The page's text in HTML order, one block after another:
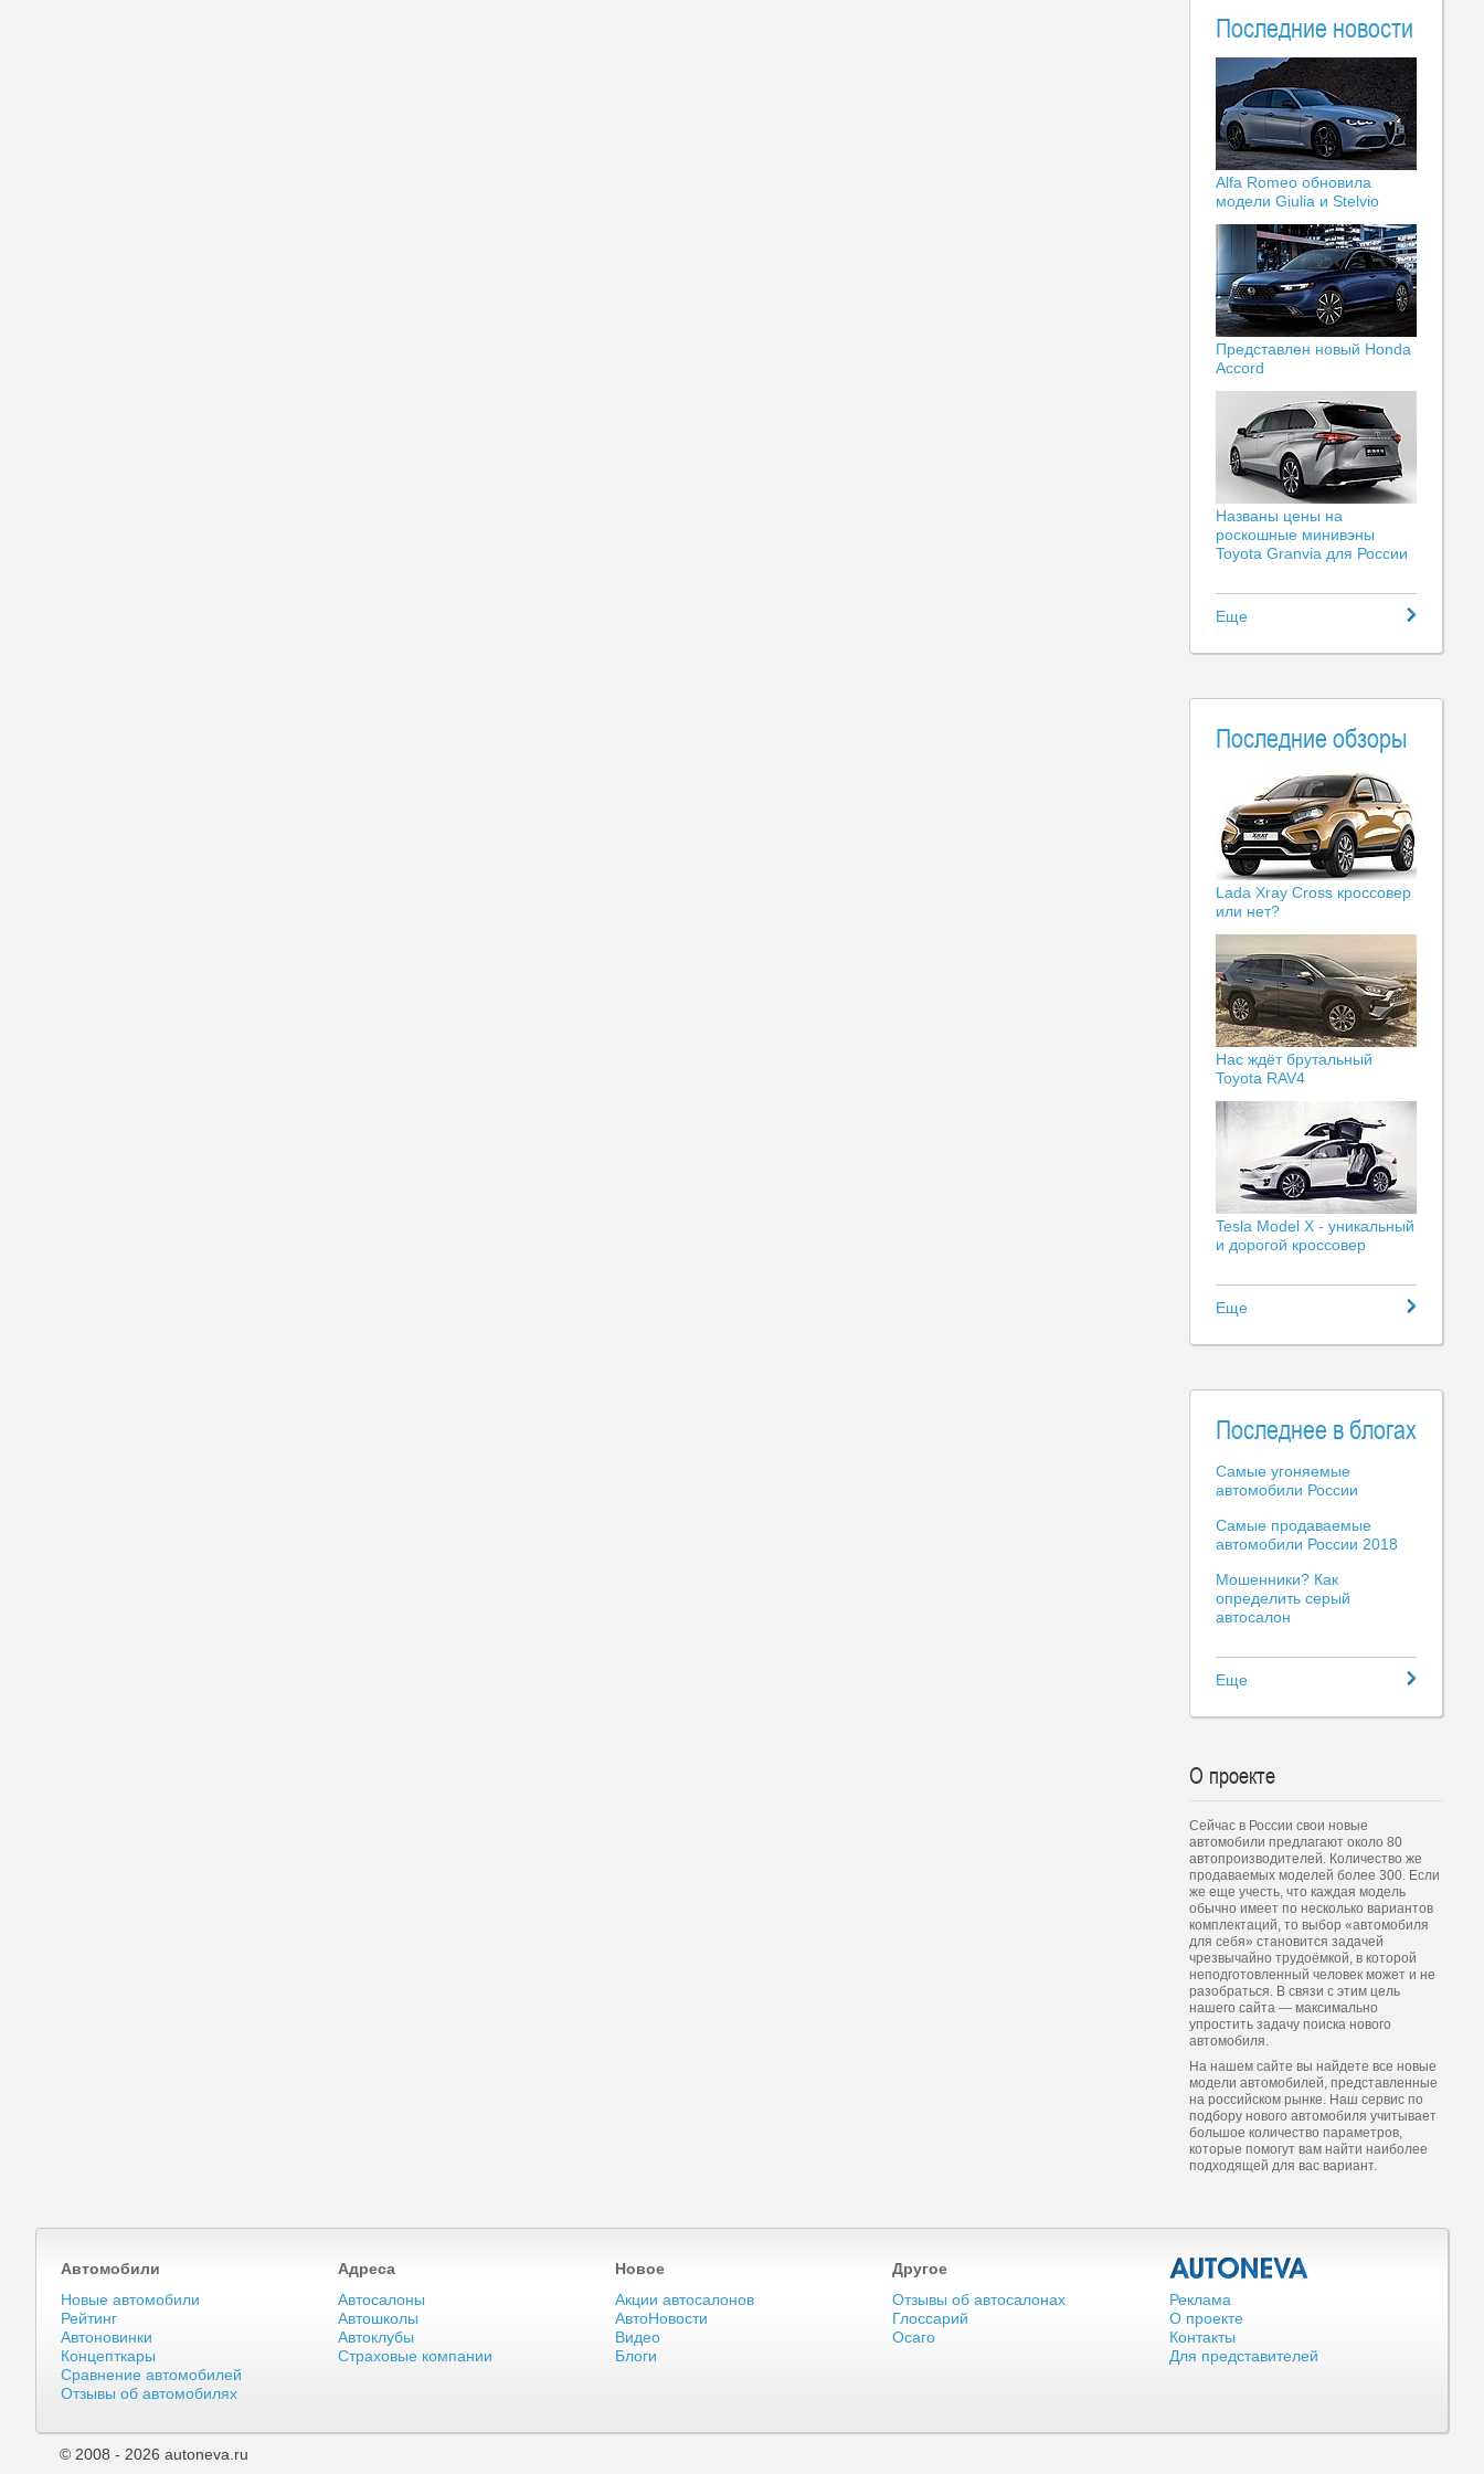
Последние новости
Alfa Romeo обновила
модели Giulia и Stelvio
Представлен новый Honda
Accord
Названы цены на
роскошные минивэны
Toyota Granvia для России
Еще
Последние обзоры
Lada Xray Cross кроссовер
или нет?
Нас ждёт брутальный
Toyota RAV4
Tesla Model X - уникальный
и дорогой кроссовер
Еще
Последнее в блогах
Самые угоняемые
автомобили России
Самые продаваемые
автомобили России 2018
Мошенники? Как
определить серый
автосалон
Еще
О проекте
Сейчас в России свои новые
автомобили предлагают около 80
автопроизводителей. Количество же
продаваемых моделей более 300. Если
же еще учесть, что каждая модель
обычно имеет по несколько вариантов
комплектаций, то выбор «автомобиля
для себя» становится задачей
чрезвычайно трудоёмкой, в которой
неподготовленный человек может и не
разобраться. В связи с этим цель
нашего сайта — максимально
упростить задачу поиска нового
автомобиля.
На нашем сайте вы найдете все новые
модели автомобилей, представленные
на российском рынке. Наш сервис по
подбору нового автомобиля учитывает
большое количество параметров,
которые помогут вам найти наиболее
подходящей для вас вариант.
Автомобили Адреса Новое
Другое
Новые автомобили
Рейтинг
Автоновинки
Концепткары
Сравнение автомобилей
Отзывы об автомобилях
Автосалоны
Автошколы
Автоклубы
Страховые компании
Акции автосалонов
АвтоНовости
Видео
Блоги
Отзывы об автосалонах
Глоссарий
Осаго
Реклама
О проекте
Контакты
Для представителей
© 2008 - 2026 autoneva.ru